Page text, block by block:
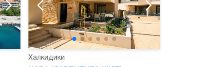
Халкидики